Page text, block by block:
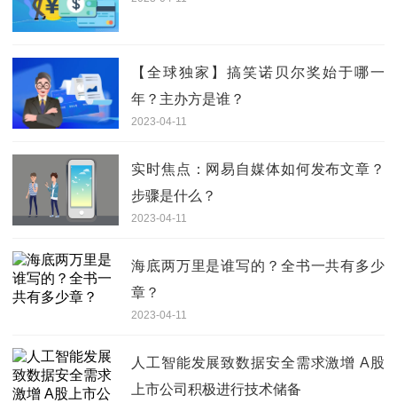
【全球独家】搞笑诺贝尔奖始于哪一
年？主办方是谁？
2023-04-11
实时焦点：网易自媒体如何发布文章？
步骤是什么？
2023-04-11
海底两万里是谁写的？全书一共有多少
章？
2023-04-11
人工智能发展致数据安全需求激增 A股
上市公司积极进行技术储备